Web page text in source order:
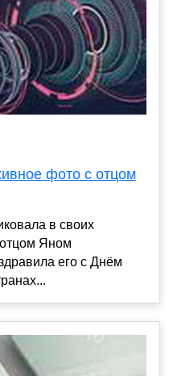
фото с отцом
в своих
Яном
его с Днём